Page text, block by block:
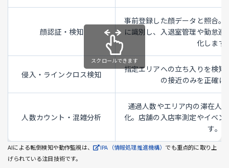
顔認証・検知
事前登録した顔データと照合
に識別し、入退室管理や勤怠
化します
侵入・ラインクロス検知
指定エリアへの立ち入りを検
の接近のみを正確に
人数カウント・混雑分析
通過人数やエリア内の滞在人
化。店舗の入店率測定やイベ
す。
AIによる転倒検知や動作監視は、 IPA（情報処理推進機構） でも重点的に取り上
げられている注目技術です。